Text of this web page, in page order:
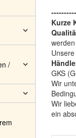
Kurze
GKS
Wir
Wir
ein
/